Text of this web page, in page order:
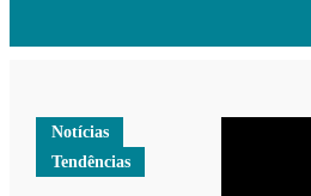
Notícias
Tendências